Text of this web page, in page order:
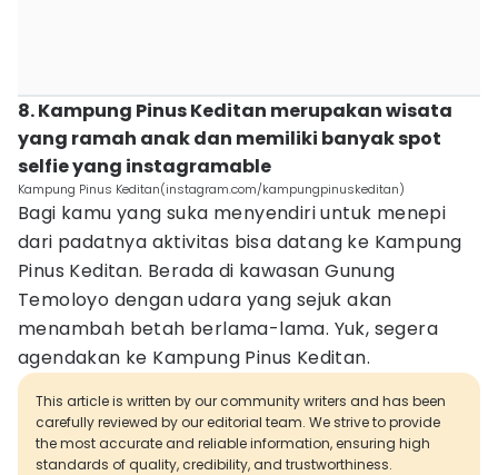
8. Kampung Pinus Keditan merupakan wisata
yang ramah anak dan memiliki banyak spot
selfie yang instagramable
Kampung Pinus Keditan(instagram.com/kampungpinuskeditan)
Bagi kamu yang suka menyendiri untuk menepi
dari padatnya aktivitas bisa datang ke Kampung
Pinus Keditan. Berada di kawasan Gunung
Temoloyo dengan udara yang sejuk akan
menambah betah berlama-lama. Yuk, segera
agendakan ke Kampung Pinus Keditan.
This article is written by our community writers and has been
carefully reviewed by our editorial team. We strive to provide
the most accurate and reliable information, ensuring high
standards of quality, credibility, and trustworthiness.